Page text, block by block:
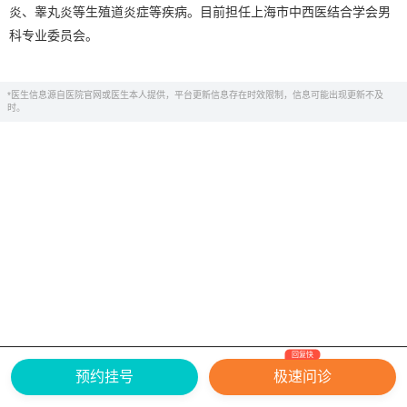
炎、睾丸炎等生殖道炎症等疾病。目前担任上海市中西医结合学会男
科专业委员会。
*医生信息源自医院官网或医生本人提供，平台更新信息存在时效限制，信息可能出现更新不及
时。
网上有害信息举报专区
关于我们
Copyright ©
2026 中华康网 版权所有
预约挂号 极速问诊
回复快